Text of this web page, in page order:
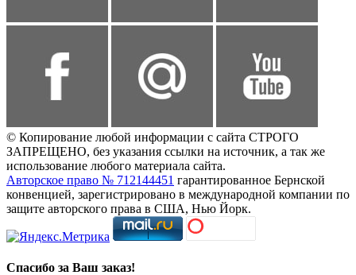
© Копирование любой информации с сайта СТРОГО
ЗАПРЕЩЕНО, без указания ссылки на источник, а так же
использование любого материала сайта.
Авторское право № 712144451 гарантированное Бернской
конвенцией, зарегистрировано в международной компании по
защите авторского права в США, Нью Йорк.
Спасибо за Ваш заказ!